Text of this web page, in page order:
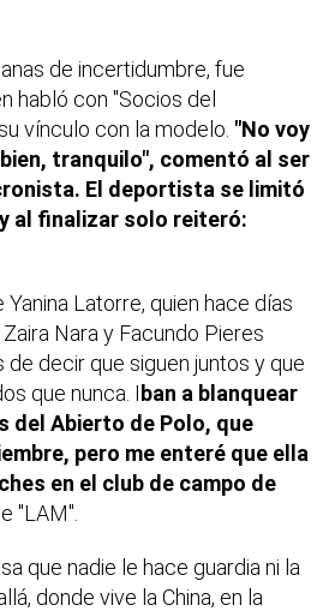
de incertidumbre, fue
habló con "Socios del
vínculo con la modelo. "No voy
tranquilo", comentó al ser
El deportista se limitó
al finalizar solo reiteró:
Latorre, quien hace días
Nara y Facundo Pieres
decir que siguen juntos y que
que nunca. I ban a blanquear
del Abierto de Polo, que
pero me enteré que ella
en el club de campo de
"LAM".
que nadie le hace guardia ni la
donde vive la China, en la